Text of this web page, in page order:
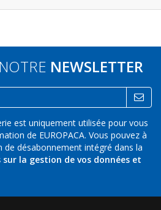
NEWSLETTER
est uniquement utilisée pour vous
de EUROPACA. Vous pouvez à
désabonnement intégré dans la
sur la gestion de vos données et